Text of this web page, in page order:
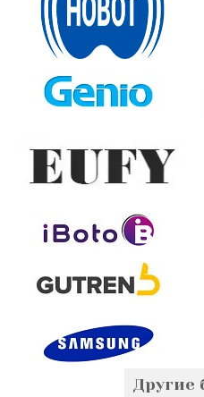
Другие